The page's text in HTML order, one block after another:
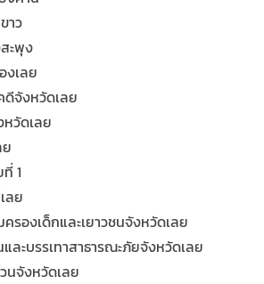
าว
ะพุง
งเลย
จังหวัดเลย
วัดเลย
1
ลย
รองเด็กและเยาวชนจังหวัดเลย
ละบรรเทาสาธารณะภัยจังหวัดเลย
นจังหวัดเลย